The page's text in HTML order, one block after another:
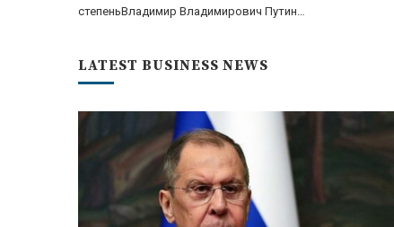
степеньВладимир Владимирович Путин…
LATEST BUSINESS NEWS